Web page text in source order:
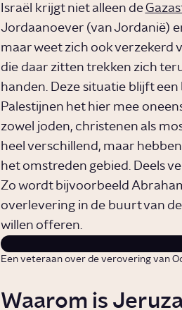
Israël krijgt niet alleen de
Jordaanoever (van Jordanië)
maar weet zich ook verzekerd
die daar zitten trekken zich
handen. Deze situatie blijft
Palestijnen het hier mee
zowel joden, christenen als
heel verschillend, maar
het omstreden gebied. Deels
Zo wordt bijvoorbeeld
overlevering in de buurt van
willen offeren.
Een veteraan over de verovering van
Waarom is